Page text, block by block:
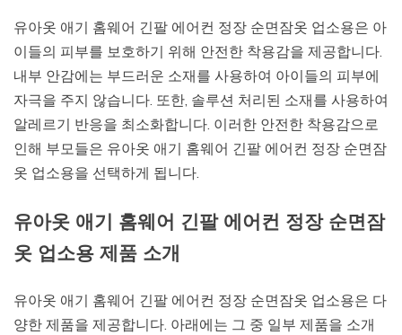
유아옷 애기 홈웨어 긴팔 에어컨 정장 순면잠옷 업소용은 아
이들의 피부를 보호하기 위해 안전한 착용감을 제공합니다.
내부 안감에는 부드러운 소재를 사용하여 아이들의 피부에
자극을 주지 않습니다. 또한, 솔루션 처리된 소재를 사용하여
알레르기 반응을 최소화합니다. 이러한 안전한 착용감으로
인해 부모들은 유아옷 애기 홈웨어 긴팔 에어컨 정장 순면잠
옷 업소용을 선택하게 됩니다.
유아옷 애기 홈웨어 긴팔 에어컨 정장 순면잠
옷 업소용 제품 소개
유아옷 애기 홈웨어 긴팔 에어컨 정장 순면잠옷 업소용은 다
양한 제품을 제공합니다. 아래에는 그 중 일부 제품을 소개